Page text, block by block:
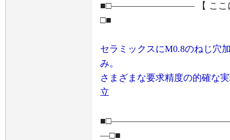
■□――――――――― 【 ここ
□■
セラミックスにM0.8のねじ穴
み。
さまざまな要求精度の的確な
立
―□■